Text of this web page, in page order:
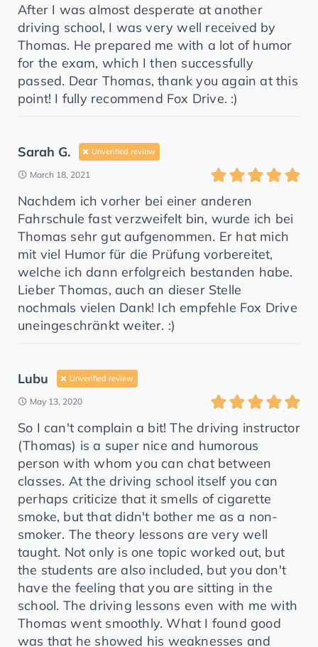
After I was almost desperate at another
driving school, I was very well received by
Thomas. He prepared me with a lot of humor
for the exam, which I then successfully
passed. Dear Thomas, thank you again at this
point! I fully recommend Fox Drive. :)
Sarah G. Unverified review
March 18, 2021
Nachdem ich vorher bei einer anderen
Fahrschule fast verzweifelt bin, wurde ich bei
Thomas sehr gut aufgenommen. Er hat mich
mit viel Humor für die Prüfung vorbereitet,
welche ich dann erfolgreich bestanden habe.
Lieber Thomas, auch an dieser Stelle
nochmals vielen Dank! Ich empfehle Fox Drive
uneingeschränkt weiter. :)
Lubu Unverified review
May 13, 2020
So I can't complain a bit! The driving instructor
(Thomas) is a super nice and humorous
person with whom you can chat between
classes. At the driving school itself you can
perhaps criticize that it smells of cigarette
smoke, but that didn't bother me as a non-
smoker. The theory lessons are very well
taught. Not only is one topic worked out, but
the students are also included, but you don't
have the feeling that you are sitting in the
school. The driving lessons even with me with
Thomas went smoothly. What I found good
was that he showed his weaknesses and